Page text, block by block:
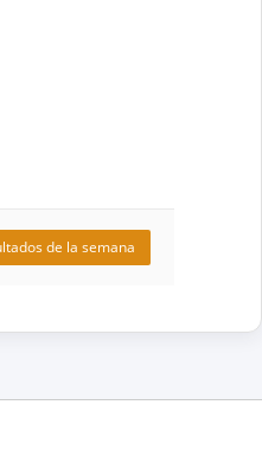
de la semana